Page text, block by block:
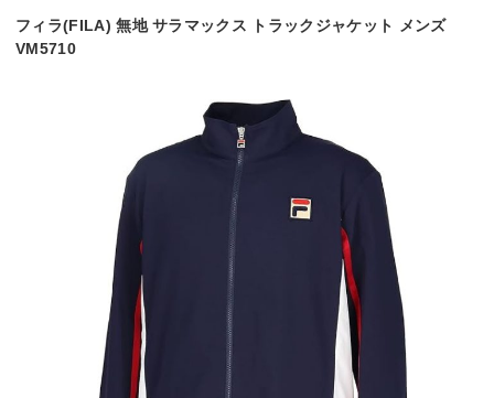
フィラ(FILA) 無地 サラマックス トラックジャケット メンズ
VM5710